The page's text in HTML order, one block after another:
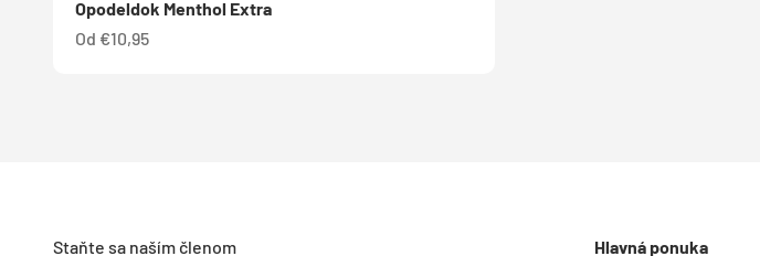
Opodeldok Menthol Extra
Predajná cena
Od €10,95
Staňte sa naším členom Hlavná ponuka